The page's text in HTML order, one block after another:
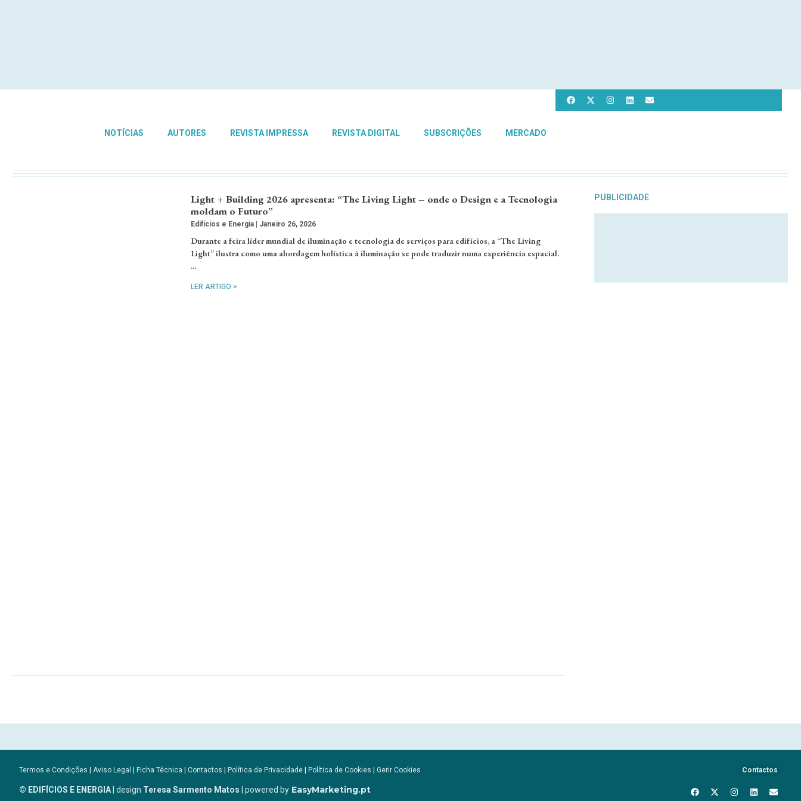
NOTÍCIAS AUTORES REVISTA IMPRESSA REVISTA DIGITAL SUBSCRIÇÕES MERCADO
Light + Building 2026 apresenta: “The Living Light – onde o Design e a Tecnologia
moldam o Futuro”
Edifícios e Energia Janeiro 26, 2026
Durante a feira líder mundial de iluminação e tecnologia de serviços para edifícios, a “The Living
Light” ilustra como uma abordagem holística à iluminação se pode traduzir numa experiência espacial.
…
LER ARTIGO >
PUBLICIDADE
Termos e Condições | Aviso Legal | Ficha Técnica | Contactos | Política de Privacidade | Política de Cookies | Gerir Cookies
© EDIFÍCIOS E ENERGIA| design Teresa Sarmento Matos | powered by EasyMarketing.pt
Contactos